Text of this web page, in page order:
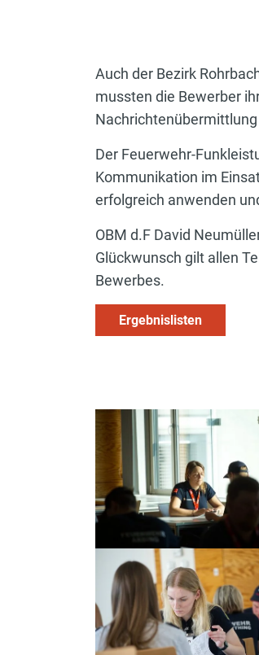
Auch der Bezirk
mussten die Bewerber
Der Feuerwehr-
Kommunikation im
erfolgreich anwenden
OBM d.F David
Glückwunsch gilt allen
Bewerbes.
Ergebnislisten